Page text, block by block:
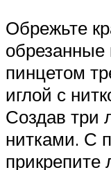
Обрежьте
пинцетом
иглой с
Создав три
нитками. С
прикрепите